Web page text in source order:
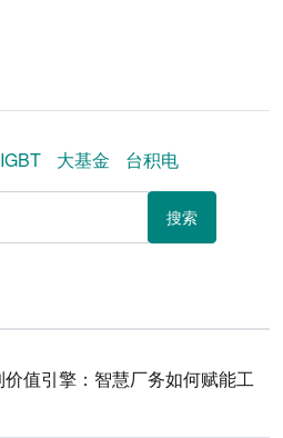
IGBT 大基金 台积电
搜索
价值引擎：智慧厂务如何赋能工